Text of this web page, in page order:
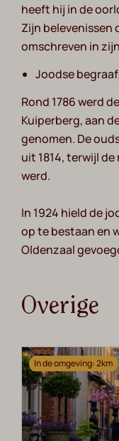
heeft hij in de
Zijn belevenissen
omschreven in
Joodse
Rond 1786 werd
Kuiperberg, aan
genomen. De
uit 1814, terwijl
werd.
In 1924 hield de
op te bestaan en
Oldenzaal
Overige
In de omgeving: 2km